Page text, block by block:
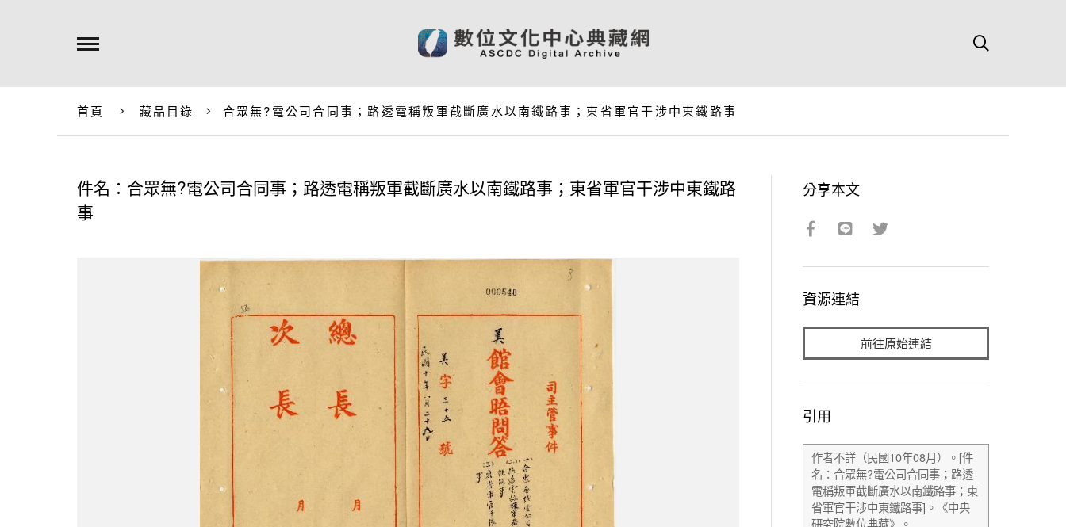
首頁 藏品目錄 合眾無?電公司合同事；路透電稱叛軍截斷廣水以南鐵路事；東省軍官干涉中東鐵路事
件名：合眾無?電公司合同事；路透電稱叛軍截斷廣水以南鐵路事；東省軍官干涉中東鐵路
事
分享本文
資源連結
前往原始連結
引用